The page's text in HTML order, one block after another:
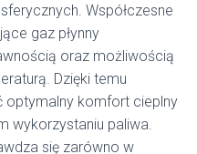
Współczesne
gaz płynny
oraz możliwością
Dzięki temu
optymalny komfort cieplny
wykorzystaniu paliwa.
się zarówno w